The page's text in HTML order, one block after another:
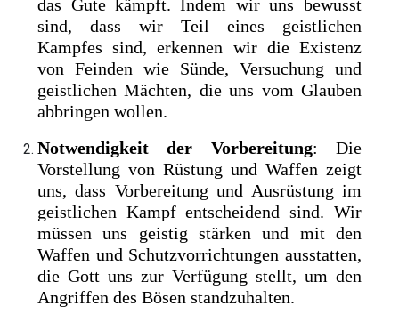
das Gute kämpft. Indem wir uns bewusst
sind, dass wir Teil eines geistlichen
Kampfes sind, erkennen wir die Existenz
von Feinden wie Sünde, Versuchung und
geistlichen Mächten, die uns vom Glauben
abbringen wollen.
Notwendigkeit der Vorbereitung: Die
Vorstellung von Rüstung und Waffen zeigt
uns, dass Vorbereitung und Ausrüstung im
geistlichen Kampf entscheidend sind. Wir
müssen uns geistig stärken und mit den
Waffen und Schutzvorrichtungen ausstatten,
die Gott uns zur Verfügung stellt, um den
Angriffen des Bösen standzuhalten.